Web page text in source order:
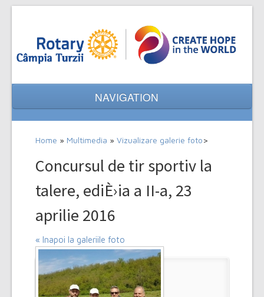
NAVIGATION
Home
Despre noi
Evenimente
Proiecte
Multimedia
Contact
Select Language▼
Home » Multimedia » Vizualizare galerie foto>
Concursul de tir sportiv la
talere, ediÈ›ia a II-a, 23
aprilie 2016
« Inapoi la galeriile foto